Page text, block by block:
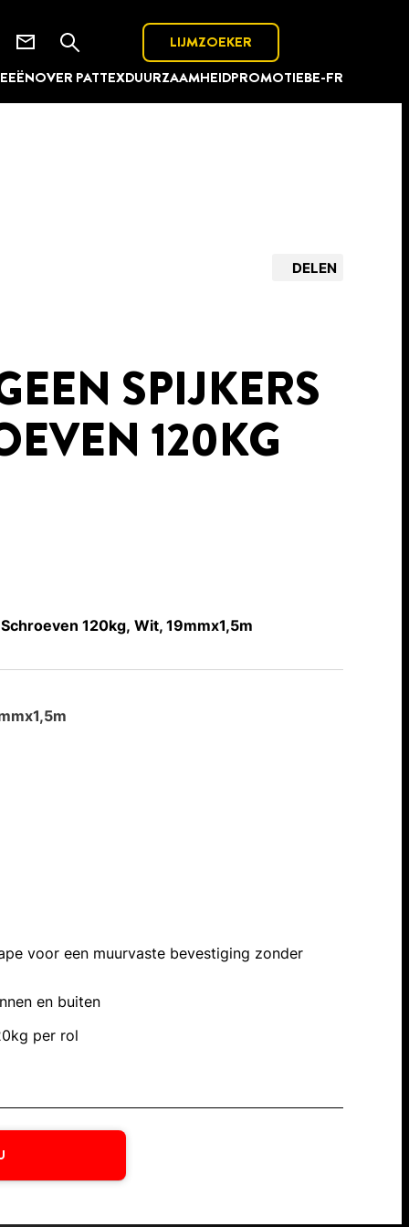
OVER PATTEXDUURZAAMHEIDPROMOTIEBE-FR
LIJMZOEKER
DELEN
SPIJKERS
120KG
120kg, Wit, 19mmx1,5m
voor een muurvaste bevestiging zonder
en buiten
per rol